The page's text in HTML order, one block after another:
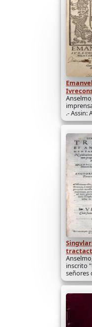
.- Assin:
inscrito
señores